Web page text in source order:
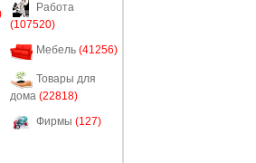
Работа
(107520)
Мебель (41256)
Товары для
дома (22818)
Фирмы (127)